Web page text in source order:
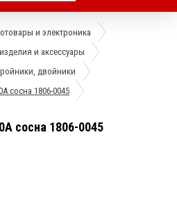
и электроника
и аксессуары
двойники
сосна 1806-0045
сосна 1806-0045